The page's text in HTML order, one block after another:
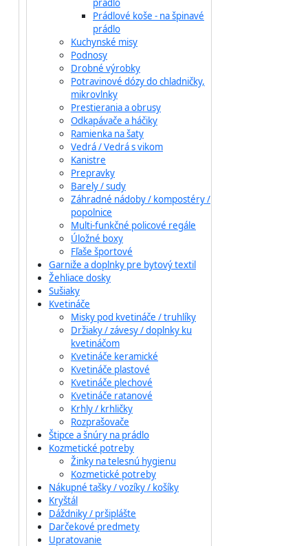
prádlo
Prádlové koše - na špinavé
prádlo
Kuchynské misy
Podnosy
Drobné výrobky
Potravinové dózy do chladničky,
mikrovlnky
Prestierania a obrusy
Odkapávače a háčiky
Ramienka na šaty
Vedrá / Vedrá s vikom
Kanistre
Prepravky
Barely / sudy
Záhradné nádoby / kompostéry /
popolnice
Multi-funkčné policové regále
Úložné boxy
Fľaše športové
Garniže a doplnky pre bytový textil
Žehliace dosky
Sušiaky
Kvetináče
Misky pod kvetináče / truhlíky
Držiaky / závesy / doplnky ku
kvetináčom
Kvetináče keramické
Kvetináče plastové
Kvetináče plechové
Kvetináče ratanové
Krhly / krhličky
Rozprašovače
Štipce a šnúry na prádlo
Kozmetické potreby
Žinky na telesnú hygienu
Kozmetické potreby
Nákupné tašky / vozíky / košíky
Kryštál
Dáždniky / pršiplášte
Darčekové predmety
Upratovanie